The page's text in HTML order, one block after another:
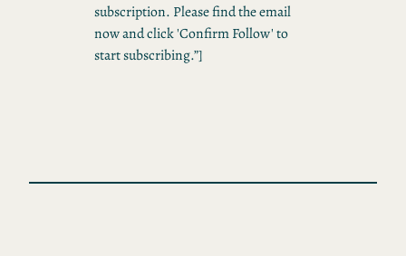
subscription. Please find the email
now and click 'Confirm Follow' to
start subscribing.”]